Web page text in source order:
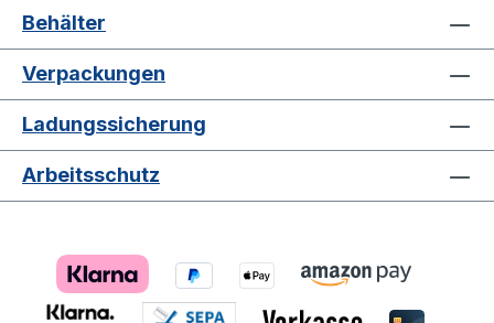
Behälter
Verpackungen
Ladungssicherung
Arbeitsschutz